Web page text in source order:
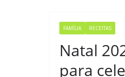
FAMÍLIA RECEITAS
Natal
para